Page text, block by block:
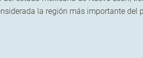
la región más importante del